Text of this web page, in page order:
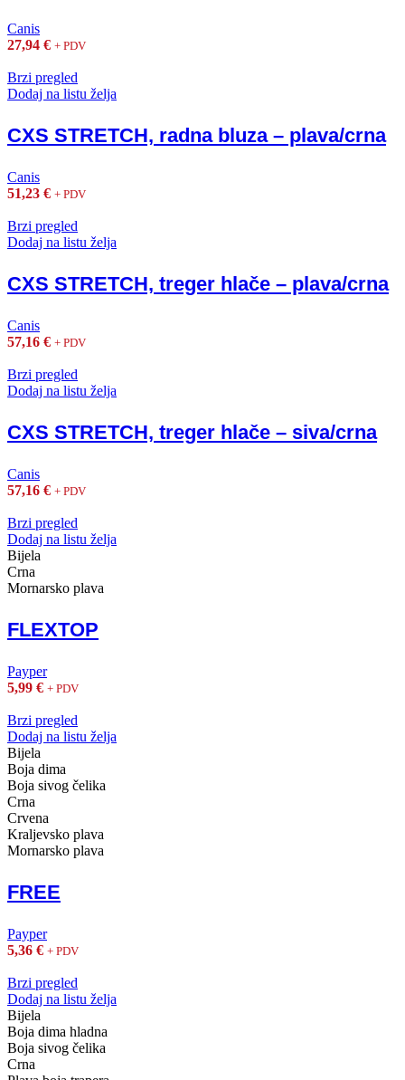
Canis
27,94 € + PDV
Brzi pregled
Dodaj na listu želja
CXS STRETCH, radna bluza – plava/crna
Canis
51,23 € + PDV
Brzi pregled
Dodaj na listu želja
CXS STRETCH, treger hlače – plava/crna
Canis
57,16 € + PDV
Brzi pregled
Dodaj na listu želja
CXS STRETCH, treger hlače – siva/crna
Canis
57,16 € + PDV
Brzi pregled
Dodaj na listu želja
Bijela
Crna
Mornarsko plava
FLEXTOP
Payper
5,99 € + PDV
Brzi pregled
Dodaj na listu želja
Bijela
Boja dima
Boja sivog čelika
Crna
Crvena
Kraljevsko plava
Mornarsko plava
FREE
Payper
5,36 € + PDV
Brzi pregled
Dodaj na listu želja
Bijela
Boja dima hladna
Boja sivog čelika
Crna